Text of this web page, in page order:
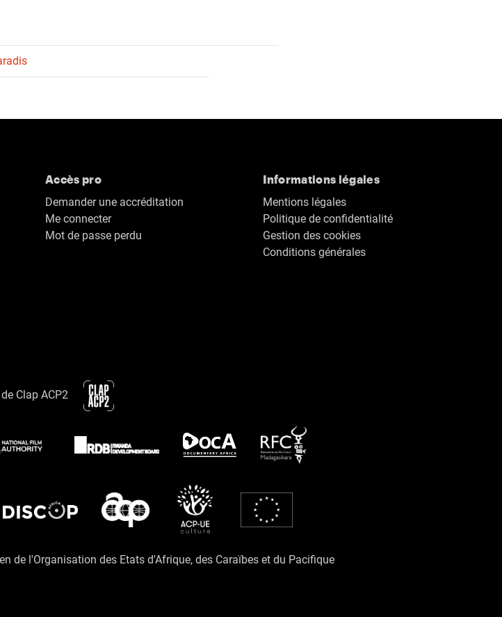
Accès pro
Demander une accréditation
Me connecter
Mot de passe perdu
Informations légales
Mentions légales
Politique de confidentialité
Gestion des cookies
Conditions générales
Clap ACP2
de l'Organisation des Etats d'Afrique, des Caraïbes et du Pacifique